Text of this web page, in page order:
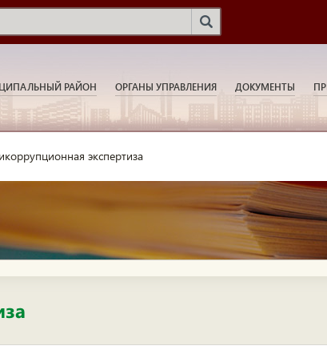
РАЙОН ОРГАНЫ УПРАВЛЕНИЯ ДОКУМЕНТЫ
экспертиза